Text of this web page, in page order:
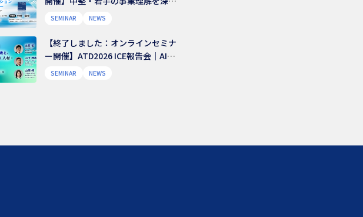
る 戦略シミュレーション体験セミ
SEMINAR NEWS
【終了しました：オンラインセミナ
ー開催】ATD2026 ICE報告会｜AI時
代のL&Dの潮流と、経営視点で読み
SEMINAR NEWS